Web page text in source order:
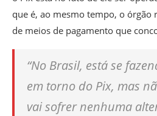
que é, ao mesmo tempo, o órgão
de meios de pagamento que
“No Brasil, está se
em torno do Pix, mas
vai sofrer nenhuma